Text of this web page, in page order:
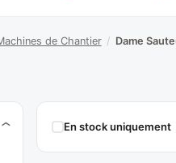
de Chantier / Dame
En stock uniquement